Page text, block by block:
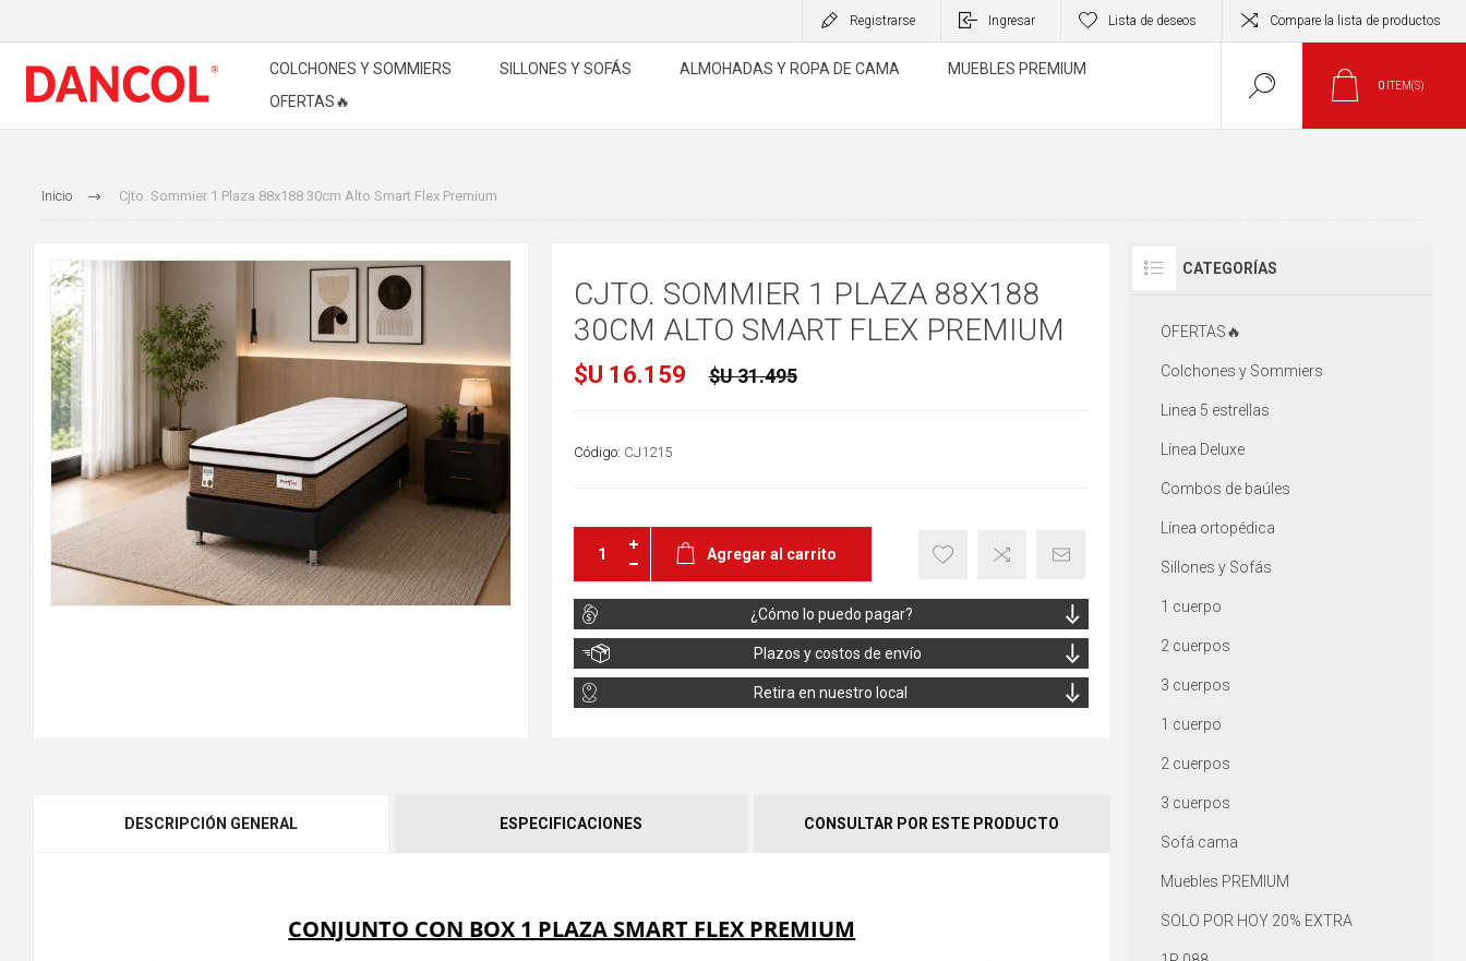
Registrarse Ingresar Lista de deseos Compare la lista de productos
COLCHONES Y SOMMIERS SILLONES Y SOFÁS ALMOHADAS Y ROPA DE CAMA
MUEBLES PREMIUM
OFERTAS🔥
0 ITEM(S)
Inicio Cjto. Sommier 1 Plaza 88x188 30cm Alto Smart Flex Premium
49%
OFF
CJTO. SOMMIER 1 PLAZA 88X188
30CM ALTO SMART FLEX PREMIUM
$U 16.159 $U 31.495
Código: CJ1215
Agregar al carrito
¿Cómo lo puedo pagar?
Plazos y costos de envío
Retira en nuestro local
DESCRIPCIÓN GENERAL ESPECIFICACIONES CONSULTAR POR ESTE PRODUCTO
CONJUNTO CON BOX 1 PLAZA SMART FLEX PREMIUM
CATEGORÍAS
OFERTAS🔥
Colchones y Sommiers
Linea 5 estrellas
Línea Deluxe
Combos de baúles
Línea ortopédica
Sillones y Sofás
1 cuerpo
2 cuerpos
3 cuerpos
1 cuerpo
2 cuerpos
3 cuerpos
Sofá cama
Muebles PREMIUM
SOLO POR HOY 20% EXTRA